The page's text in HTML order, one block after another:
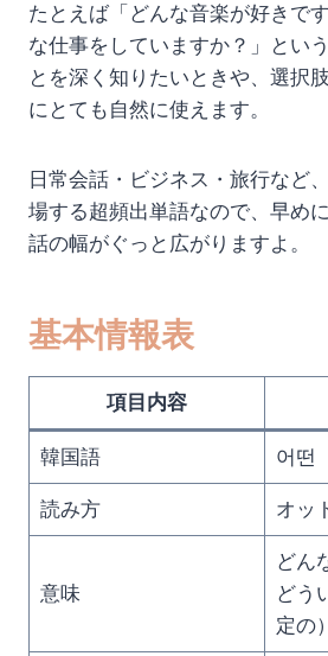
たとえば「どんな音楽が好きで
な仕事をしていますか？」とい
とを深く知りたいときや、選択
にとても自然に使えます。
日常会話・ビジネス・旅行など
場する超頻出単語なので、早め
話の幅がぐっと広がりますよ。
基本情報表
項目内容
韓国語 어떤
読み方 オッ
意味
どん
どう
定の）